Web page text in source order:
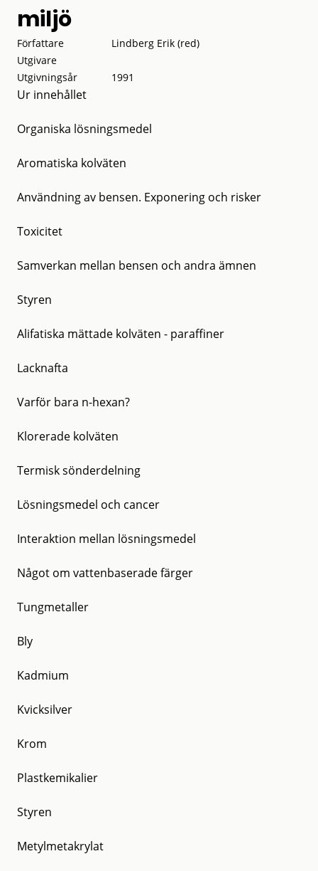
miljö
Författare
Lindberg Erik (red)
Utgivare
Utgivningsår
1991
Ur innehållet
Organiska lösningsmedel
Aromatiska kolväten
Användning av bensen. Exponering och risker
Toxicitet
Samverkan mellan bensen och andra ämnen
Styren
Alifatiska mättade kolväten - paraffiner
Lacknafta
Varför bara n-hexan?
Klorerade kolväten
Termisk sönderdelning
Lösningsmedel och cancer
Interaktion mellan lösningsmedel
Något om vattenbaserade färger
Tungmetaller
Bly
Kadmium
Kvicksilver
Krom
Plastkemikalier
Styren
Metylmetakrylat